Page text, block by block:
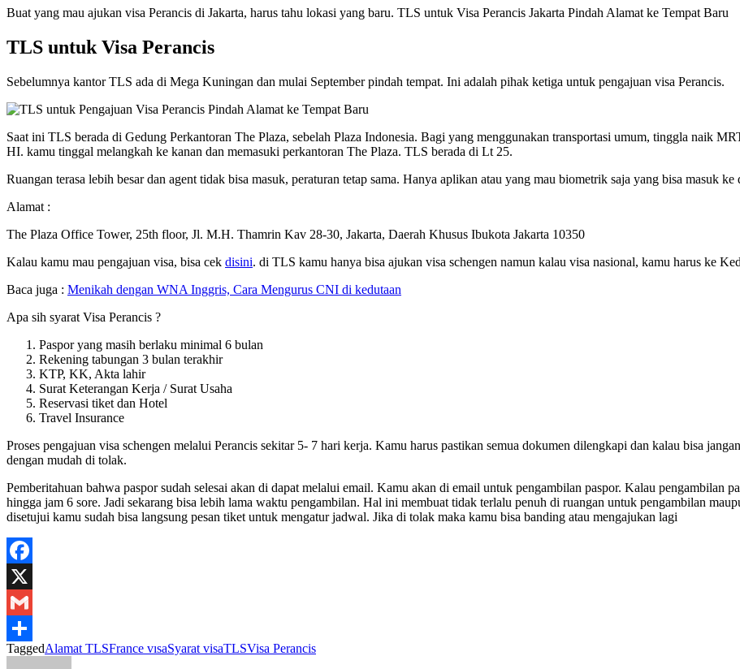
Buat yang mau ajukan visa Perancis di Jakarta, harus tahu lokasi yang baru. TLS untuk Visa Perancis Jakarta Pindah Alamat ke Tempat Baru
TLS untuk Visa Perancis
Sebelumnya kantor TLS ada di Mega Kuningan dan mulai September pindah tempat. Ini adalah pihak ketiga untuk pengajuan visa Perancis.
Saat ini TLS berada di Gedung Perkantoran The Plaza, sebelah Plaza Indonesia. Bagi yang menggunakan transportasi umum, tinggla naik
HI. kamu tinggal melangkah ke kanan dan memasuki perkantoran The Plaza. TLS berada di Lt 25.
Ruangan terasa lebih besar dan agent tidak bisa masuk, peraturan tetap sama. Hanya aplikan atau yang mau biometrik saja yang bisa masuk
Alamat :
The Plaza Office Tower, 25th floor, Jl. M.H. Thamrin Kav 28-30, Jakarta, Daerah Khusus Ibukota Jakarta 10350
Kalau kamu mau pengajuan visa, bisa cek disini. di TLS kamu hanya bisa ajukan visa schengen namun kalau visa nasional, kamu harus ke
Baca juga : Menikah dengan WNA Inggris, Cara Mengurus CNI di kedutaan
Apa sih syarat Visa Perancis ?
Paspor yang masih berlaku minimal 6 bulan
Rekening tabungan 3 bulan terakhir
KTP, KK, Akta lahir
Surat Keterangan Kerja / Surat Usaha
Reservasi tiket dan Hotel
Travel Insurance
Proses pengajuan visa schengen melalui Perancis sekitar 5- 7 hari kerja. Kamu harus pastikan semua dokumen dilengkapi dan kalau bisa
dengan mudah di tolak.
Pemberitahuan bahwa paspor sudah selesai akan di dapat melalui email. Kamu akan di email untuk pengambilan paspor. Kalau pengambilan
hingga jam 6 sore. Jadi sekarang bisa lebih lama waktu pengambilan. Hal ini membuat tidak terlalu penuh di ruangan untuk pengambilan
disetujui kamu sudah bisa langsung pesan tiket untuk mengatur jadwal. Jika di tolak maka kamu bisa banding atau mengajukan lagi
Facebook
X
Gmail
Share
TaggedAlamat TLSFrance vısaSyarat visaTLSVisa Perancis